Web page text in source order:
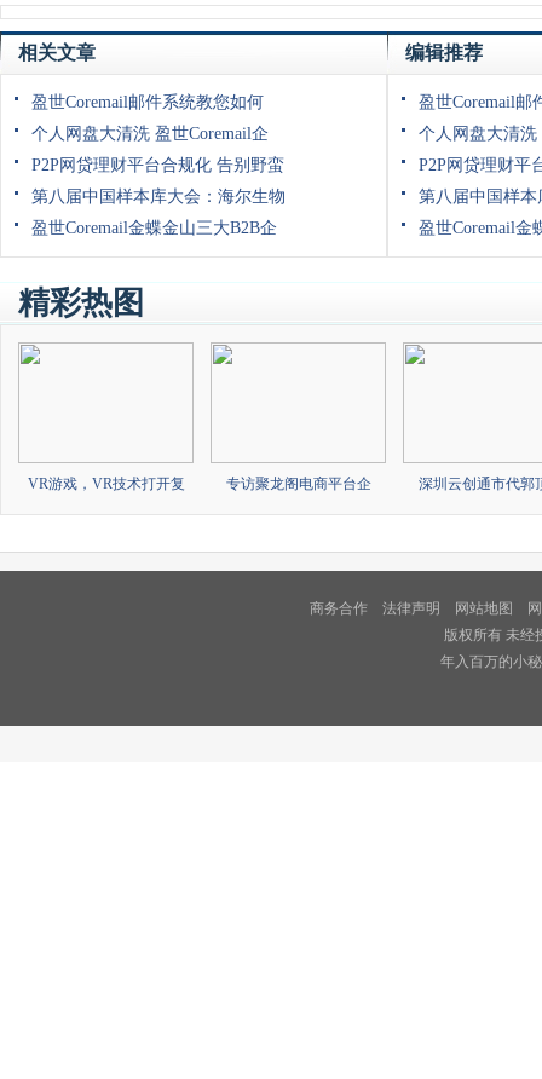
相关文章
盈世Coremail邮件系统教您如何
个人网盘大清洗 盈世Coremail企
P2P网贷理财平台合规化 告别野蛮
第八届中国样本库大会：海尔生物
盈世Coremail金蝶金山三大B2B企
编辑推荐
盈世Coremail邮
个人网盘大清洗
P2P网贷理财平
第八届中国样
盈世Coremail金
精彩热图
VR游戏，VR技术打开复 专访聚龙阁电商平台企 深圳云创通市代郭
商务合作 法律声明 网站地图
版权所有 未经
年入百万的小